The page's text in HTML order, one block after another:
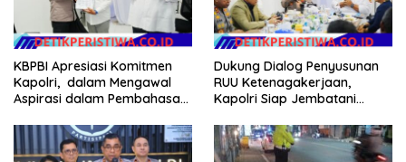
KBPBI Apresiasi Komitmen
Kapolri, dalam Mengawal
Aspirasi dalam Pembahasan
Dukung Dialog Penyusunan
RUU Ketenagakerjaan,
Kapolri Siap Jembatani